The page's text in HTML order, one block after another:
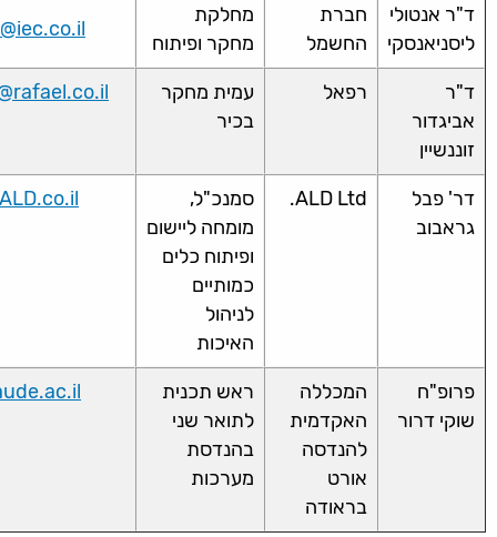
ד"ר אנטולי
ליסניאנסקי
חברת
החשמל
מחלקת
מחקר ופיתוח
ד"ר
אביגדור
זוננשיין
רפאל
עמית מחקר
בכיר
דר' פבל
גראבוב
ALD Ltd.
סמנכ"ל,
מומחה ליישום
ופיתוח כלים
כמותיים
לניהול
האיכות
פרופ"ח
שוקי דרור
המכללה
האקדמית
להנדסה
אורט
בראודה
ראש תכנית
לתואר שני
בהנדסת
מערכות